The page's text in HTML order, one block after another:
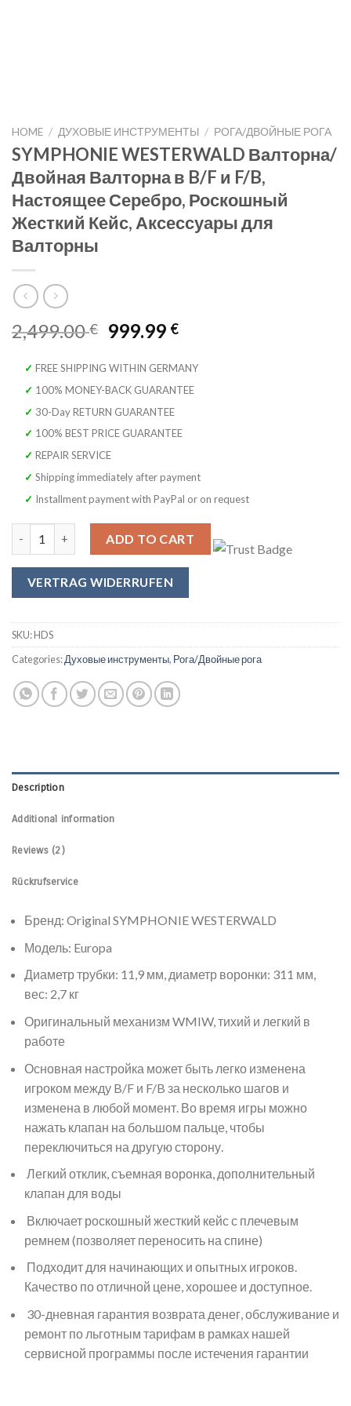
HOME / ДУХОВЫЕ ИНСТРУМЕНТЫ / РОГА/ДВОЙНЫЕ РОГА
SYMPHONIE WESTERWALD Валторна/
Двойная Валторна в B/F и F/B,
Настоящее Серебро, Роскошный
Жесткий Кейс, Аксессуары для
Валторны
2,499.00€
Original
was:
2,499.00 €.
999.99 €Current
is:
999.99 €.
✓ FREE SHIPPING WITHIN GERMANY
✓ 100% MONEY-BACK GUARANTEE
✓ 30-Day RETURN GUARANTEE
✓ 100% BEST PRICE GUARANTEE
✓ REPAIR SERVICE
✓ Shipping immediately after payment
✓ Installment payment with PayPal or on request
ADD TO CART
VERTRAG WIDERRUFEN
SKU:HDS
Categories:Духовые инструменты, Рога/Двойные рога
Description
Additional information
Reviews (2)
Rückrufservice
Бренд: Original SYMPHONIE WESTERWALD
Модель: Europa
Диаметр трубки: 11,9 мм, диаметр воронки: 311 мм,
вес: 2,7 кг
Оригинальный механизм WMIW, тихий и легкий в
работе
Основная настройка может быть легко изменена
игроком между B/F и F/B за несколько шагов и
изменена в любой момент. Во время игры можно
нажать клапан на большом пальце, чтобы
переключиться на другую сторону.
Легкий отклик, съемная воронка, дополнительный
клапан для воды
Включает роскошный жесткий кейс с плечевым
ремнем (позволяет переносить на спине)
Подходит для начинающих и опытных игроков.
Качество по отличной цене, хорошее и доступное.
30-дневная гарантия возврата денег, обслуживание и
ремонт по льготным тарифам в рамках нашей
сервисной программы после истечения гарантии